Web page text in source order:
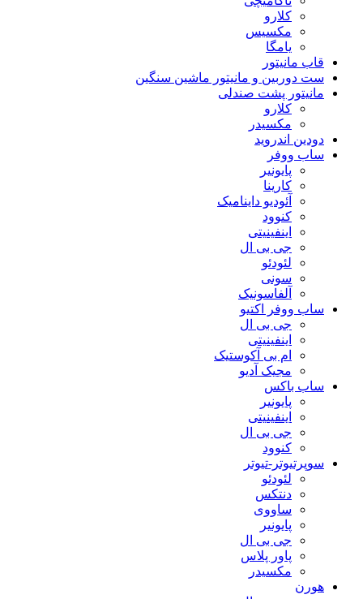
کلارو
مکسیس
یامگا
قاب مانیتور
ست دوربین و مانیتور ماشین سنگین
مانیتور پشت صندلی
کلارو
مکسیدر
دودین اندروید
ساب ووفر
پایونیر
کارینا
آئودیو داینامیک
کنوود
اینفینیتی
جی بی ال
لئودئو
سونی
آلفاسونیک
ساب ووفر اکتیو
جی بی ال
اینفینیتی
ام بی آکوستیک
مجیک آدیو
ساب باکس
پایونیر
اینفینیتی
جی بی ال
کنوود
سوپرتیوتر-تیوتر
لئودئو
دنتکس
ساووی
پایونیر
جی بی ال
پاور پلاس
مکسیدر
هورن